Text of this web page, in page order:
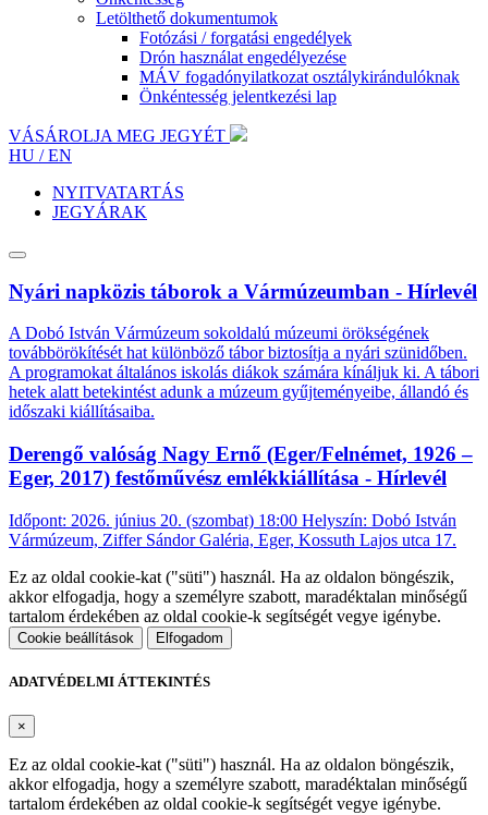
Letölthető dokumentumok
Fotózási / forgatási engedélyek
Drón használat engedélyezése
MÁV fogadónyilatkozat osztálykirándulóknak
Önkéntesség jelentkezési lap
VÁSÁROLJA MEG JEGYÉT
HU /EN
NYITVATARTÁS
JEGYÁRAK
Nyári napközis táborok a Vármúzeumban - Hírlevél
A Dobó István Vármúzeum sokoldalú múzeumi örökségének
továbbörökítését hat különböző tábor biztosítja a nyári szünidőben.
A programokat általános iskolás diákok számára kínáljuk ki. A tábori
hetek alatt betekintést adunk a múzeum gyűjteményeibe, állandó és
időszaki kiállításaiba.
Derengő valóság Nagy Ernő (Eger/Felnémet, 1926 –
Eger, 2017) festőművész emlékkiállítása - Hírlevél
Időpont: 2026. június 20. (szombat) 18:00 Helyszín: Dobó István
Vármúzeum, Ziffer Sándor Galéria, Eger, Kossuth Lajos utca 17.
Ez az oldal cookie-kat ("süti") használ. Ha az oldalon böngészik,
akkor elfogadja, hogy a személyre szabott, maradéktalan minőségű
tartalom érdekében az oldal cookie-k segítségét vegye igénybe.
Cookie beállítások Elfogadom
ADATVÉDELMI ÁTTEKINTÉS
×
Ez az oldal cookie-kat ("süti") használ. Ha az oldalon böngészik,
akkor elfogadja, hogy a személyre szabott, maradéktalan minőségű
tartalom érdekében az oldal cookie-k segítségét vegye igénybe.